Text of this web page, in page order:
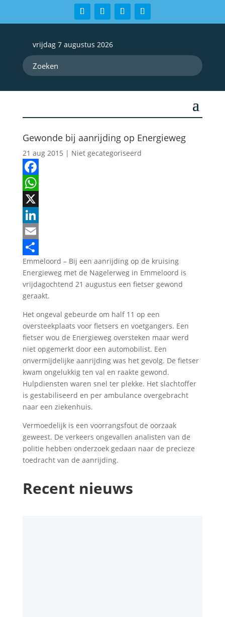
vrijdag 7 augustus 2026
Gewonde bij aanrijding op Energieweg
21 aug 2015 | Niet gecategoriseerd
Facebook
WhatsApp
X
LinkedIn
Email
Delen
Emmeloord – Bij een aanrijding op de kruising
Energieweg met de Nagelerweg in Emmeloord is
vrijdagochtend 21 augustus een fietser gewond
geraakt.
Het ongeval gebeurde om half 11 op een
oversteekplaats voor fietsers en voetgangers. Een
fietser wou de Energieweg oversteken maar werd
niet opgemerkt door een automobilist. Een
onvermijdelijke aanrijding was het gevolg. De fietser
kwam ongelukkig ten val en raakte gewond.
Hulpdiensten waren snel ter plekke. Het slachtoffer
is gestabiliseerd en per ambulance overgebracht
naar een ziekenhuis.
Vermoedelijk is een voorrangsfout de oorzaak
geweest. De verkeers ongevallen analisten van de
politie hebben onderzoek gedaan naar de precieze
toedracht van de aanrijding.
Recent nieuws